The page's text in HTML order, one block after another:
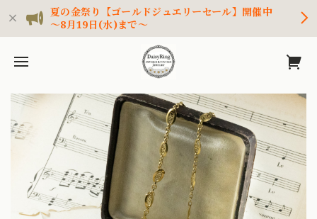
夏の金祭り【ゴールドジュエリーセール】開催中
～8月19日(水)まで～